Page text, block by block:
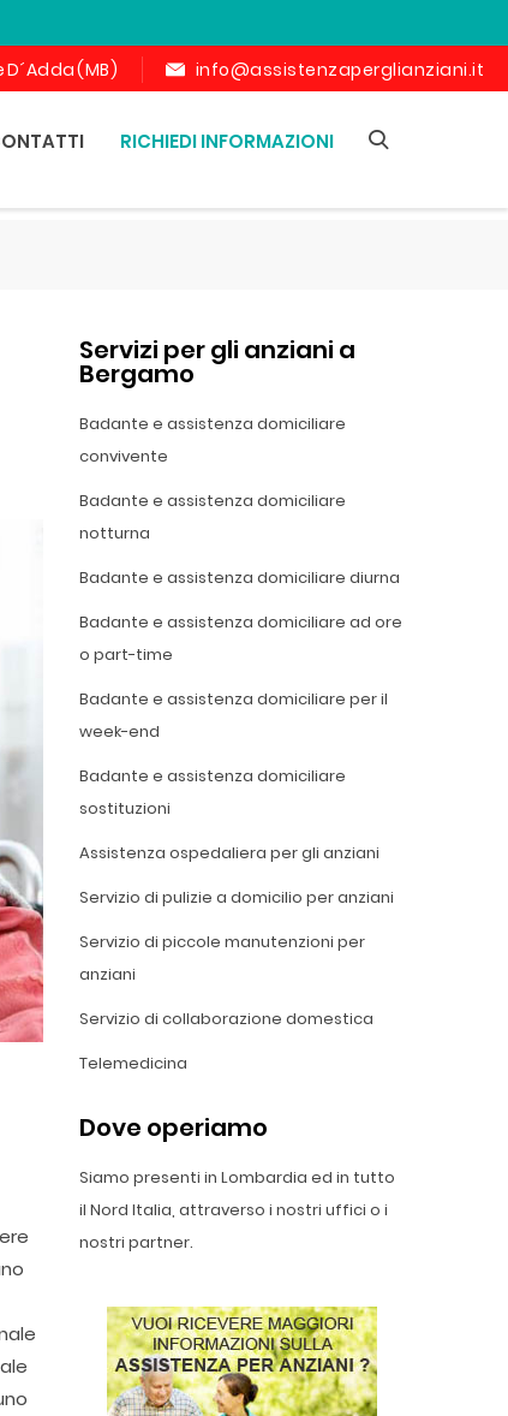
D´Adda (MB) info@assistenzaperglianziani.it
RICHIEDI INFORMAZIONI
Servizi per gli anziani a
Bergamo
Badante e assistenza domiciliare
convivente
Badante e assistenza domiciliare
notturna
Badante e assistenza domiciliare diurna
Badante e assistenza domiciliare ad ore
o part-time
Badante e assistenza domiciliare per il
week-end
Badante e assistenza domiciliare
sostituzioni
Assistenza ospedaliera per gli anziani
Servizio di pulizie a domicilio per anziani
Servizio di piccole manutenzioni per
anziani
Servizio di collaborazione domestica
Telemedicina
Dove operiamo
Siamo presenti in Lombardia ed in tutto
il Nord Italia, attraverso i nostri uffici o i
nostri partner.